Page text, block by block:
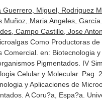
Guerrero, Miguel, Rodriguez
Muñoz, Maria Angeles, García
Campo Castillo, Jose
Como Productoras de
Comercial. en: Biotecnologia
Pigmentados. IV
Celular y Molecular. Pag.
y Aplicaciones de
. A Coru?a, Espa?a.